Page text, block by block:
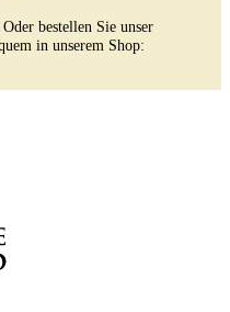
bestellen Sie unser
in unserem Shop: